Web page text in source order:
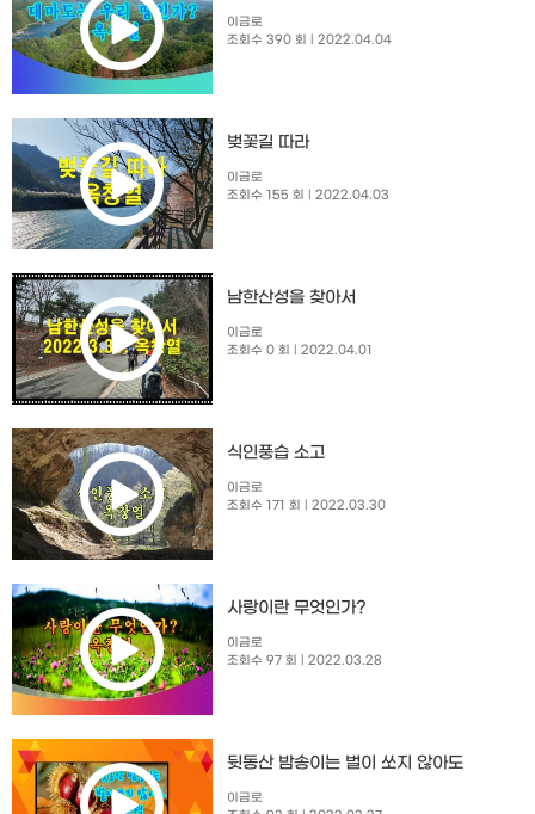
이금로
조회수 390 회
| 2022.04.04
벚꽃길 따라
이금로
조회수 155 회
| 2022.04.03
남한산성을 찾아서
이금로
조회수 0 회
| 2022.04.01
식인풍습 소고
이금로
조회수 171 회
| 2022.03.30
사랑이란 무엇인가?
이금로
조회수 97 회
| 2022.03.28
뒷동산 밤송이는 벌이 쏘지 않아도
이금로